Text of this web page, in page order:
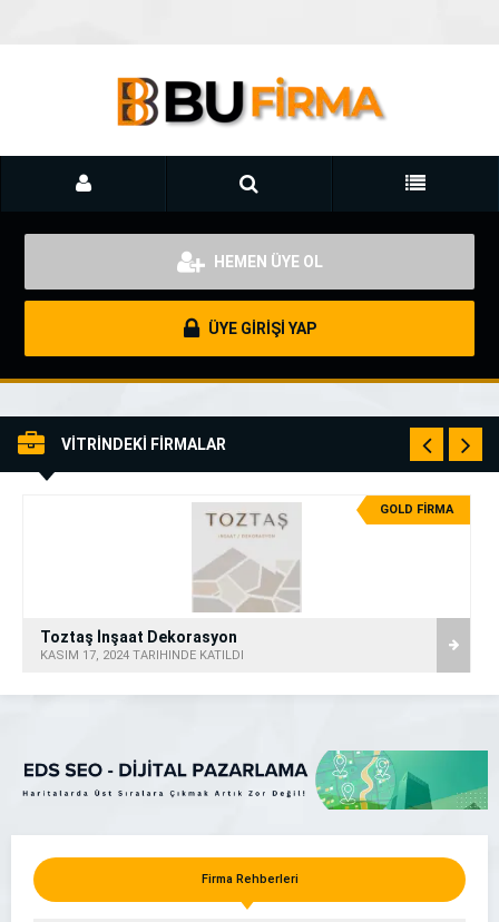
HEMEN ÜYE OL
ÜYE GİRİŞİ YAP
VİTRİNDEKİ FİRMALAR
GOLD FİRMA
Toztaş İnşaat Dekorasyon
KASIM 17, 2024 TARİHİNDE KATILDI
Firma Rehberleri